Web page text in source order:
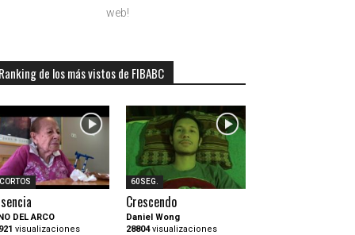
web!
de los más vistos de FIBABC
DEL ARCO
visualizaciones
60SEG.
Crescendo
Daniel Wong
28804visualizaciones